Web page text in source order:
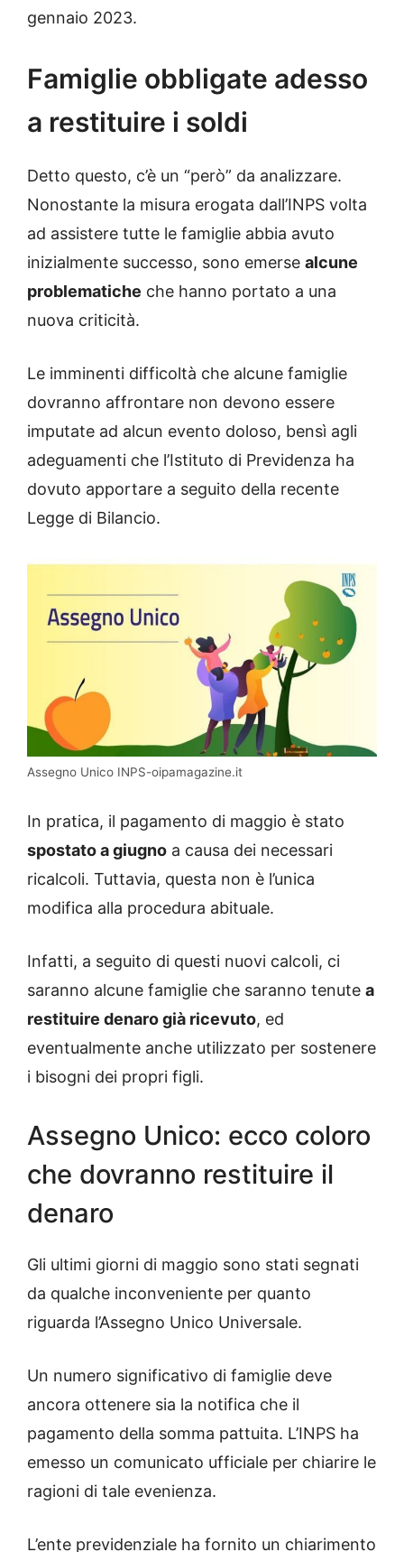
gennaio 2023.
Famiglie obbligate adesso
a restituire i soldi
Detto questo, c’è un “però” da analizzare.
Nonostante la misura erogata dall’INPS volta
ad assistere tutte le famiglie abbia avuto
inizialmente successo, sono emerse alcune
problematiche che hanno portato a una
nuova criticità.
Le imminenti difficoltà che alcune famiglie
dovranno affrontare non devono essere
imputate ad alcun evento doloso, bensì agli
adeguamenti che l’Istituto di Previdenza ha
dovuto apportare a seguito della recente
Legge di Bilancio.
Assegno Unico INPS-oipamagazine.it
In pratica, il pagamento di maggio è stato
spostato a giugno a causa dei necessari
ricalcoli. Tuttavia, questa non è l’unica
modifica alla procedura abituale.
Infatti, a seguito di questi nuovi calcoli, ci
saranno alcune famiglie che saranno tenute a
restituire denaro già ricevuto, ed
eventualmente anche utilizzato per sostenere
i bisogni dei propri figli.
Assegno Unico: ecco coloro
che dovranno restituire il
denaro
Gli ultimi giorni di maggio sono stati segnati
da qualche inconveniente per quanto
riguarda l’Assegno Unico Universale.
Un numero significativo di famiglie deve
ancora ottenere sia la notifica che il
pagamento della somma pattuita. L’INPS ha
emesso un comunicato ufficiale per chiarire le
ragioni di tale evenienza.
L’ente previdenziale ha fornito un chiarimento